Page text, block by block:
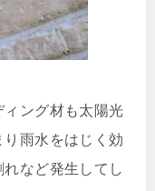
ィング材も太陽光
雨水をはじく効
など発生してし